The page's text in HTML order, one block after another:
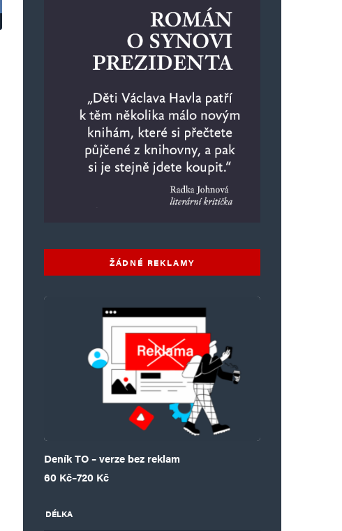
ŽÁDNÉ REKLAMY
Deník TO – verze bez reklam
60 Kč–720 Kč
Rozpětí cen: 60 Kč až 720 Kč
DÉLKA